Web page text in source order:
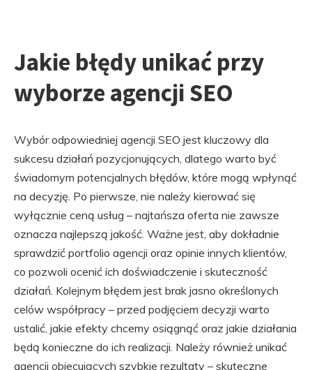
Jakie błędy unikać przy
wyborze agencji SEO
Wybór odpowiedniej agencji SEO jest kluczowy dla
sukcesu działań pozycjonujących, dlatego warto być
świadomym potencjalnych błędów, które mogą wpłynąć
na decyzję. Po pierwsze, nie należy kierować się
wyłącznie ceną usług – najtańsza oferta nie zawsze
oznacza najlepszą jakość. Ważne jest, aby dokładnie
sprawdzić portfolio agencji oraz opinie innych klientów,
co pozwoli ocenić ich doświadczenie i skuteczność
działań. Kolejnym błędem jest brak jasno określonych
celów współpracy – przed podjęciem decyzji warto
ustalić, jakie efekty chcemy osiągnąć oraz jakie działania
będą konieczne do ich realizacji. Należy również unikać
agencji obiecujących szybkie rezultaty – skuteczne